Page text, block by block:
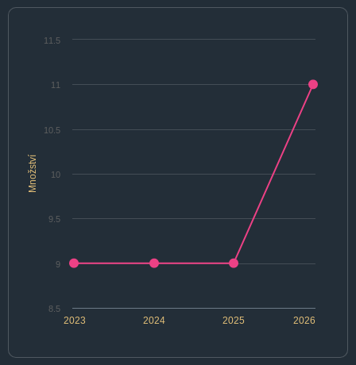
Množství
2024 2026
2023 2025
8.5
9
9.5
10
10.5
11
11.5